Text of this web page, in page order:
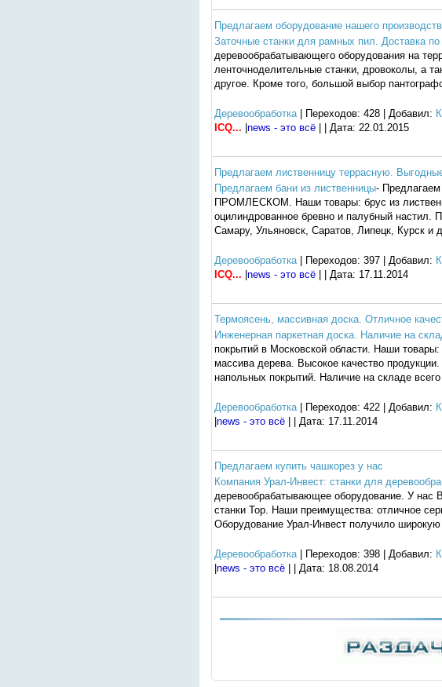
Предлагаем оборудование нашего
Заточные станки для рамных пил. Доставка
деревообрабатывающего оборудования на
ленточноделительные станки, дровоколы, а
другое. Кроме того, большой выбор
Деревообработка| Переходов: 428 | Добавил:
ICQ... |news - это всё| | Дата: 22.01.2015
Предлагаем лиственницу террасную.
Предлагаем бани из лиственницы- Предлагаем
ПРОМЛЕСКОМ. Наши товары: брус из
оцилиндрованное бревно и палубный настил.
Самару, Ульяновск, Саратов, Липецк, Курск и
Деревообработка| Переходов: 397 | Добавил:
ICQ... |news - это всё| | Дата: 17.11.2014
Термоясень, массивная доска. Отличное
Инженерная паркетная доска. Наличие на
покрытий в Московской области. Наши
массива дерева. Высокое качество
напольных покрытий. Наличие на складе
Деревообработка| Переходов: 422 | Добавил:
|news - это всё| | Дата: 17.11.2014
Предлагаем купить чашкорез у нас
Компания Урал-Инвест: станки для
деревообрабатывающее оборудование. У нас
станки Тор. Наши преимущества: отличное
Оборудование Урал-Инвест получило
Деревообработка| Переходов: 398 | Добавил:
|news - это всё| | Дата: 18.08.2014